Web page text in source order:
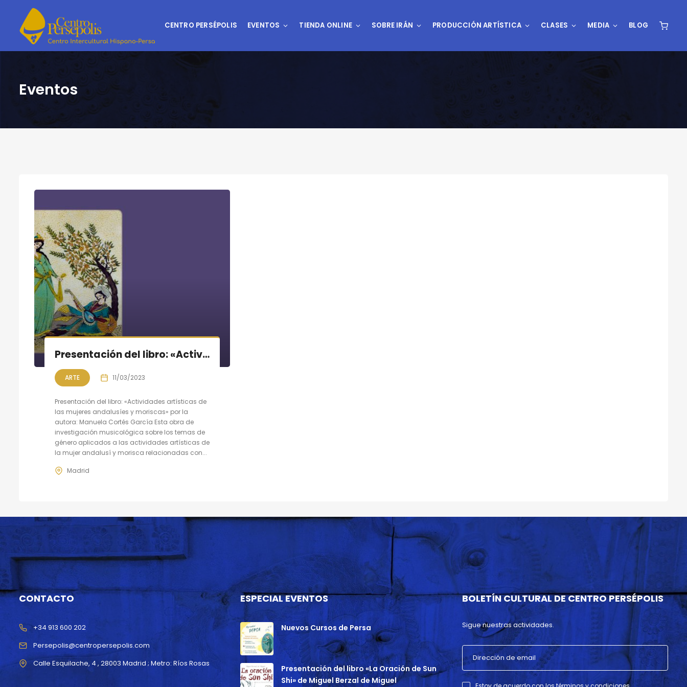
CENTRO PERSÉPOLIS EVENTOS TIENDA ONLINE SOBRE IRÁN PRODUCCIÓN ARTÍSTICA CLASES MEDIA BLOG
Eventos
Presentación del libro: «Actividades artísticas de las mujeres andalusíes y moriscas»
ARTE 11/03/2023
Presentación del libro: «Actividades artísticas de
las mujeres andalusíes y moriscas» por la
autora: Manuela Cortés García Esta obra de
investigación musicológica sobre los temas de
género aplicados a las actividades artísticas de
la mujer andalusí y morisca relacionadas con...
Madrid
CONTACTO
Persepolis@centropersepolis.com
+34 913 600 202
ESPECIAL EVENTOS
Nuevos Cursos de Persa
Presentación del libro «La Oración de Sun
Shi» de Miguel Berzal de Miguel
BOLETÍN CULTURAL DE CENTRO PERSÉPOLIS
Sigue nuestras actividades.